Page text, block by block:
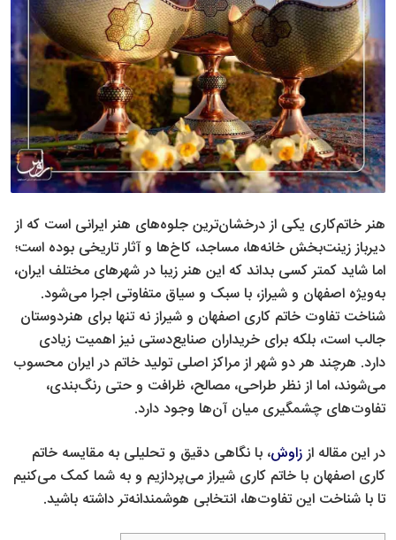
هنر خاتم‌کاری یکی از درخشان‌ترین جلوه‌های هنر ایرانی است که از
دیرباز زینت‌بخش خانه‌ها، مساجد، کاخ‌ها و آثار تاریخی بوده است؛
اما شاید کمتر کسی بداند که این هنر زیبا در شهرهای مختلف ایران،
به‌ویژه اصفهان و شیراز، با سبک و سیاق متفاوتی اجرا می‌شود.
شناخت تفاوت خاتم کاری اصفهان و شیراز نه تنها برای هنردوستان
جالب است، بلکه برای خریداران صنایع‌دستی نیز اهمیت زیادی
دارد. هرچند هر دو شهر از مراکز اصلی تولید خاتم در ایران محسوب
می‌شوند، اما از نظر طراحی، مصالح، ظرافت و حتی رنگ‌بندی،
تفاوت‌های چشمگیری میان آن‌ها وجود دارد.
در این مقاله اززاوش، با نگاهی دقیق و تحلیلی به مقایسه خاتم
کاری اصفهان با خاتم کاری شیراز می‌پردازیم و به شما کمک می‌کنیم
تا با شناخت این تفاوت‌ها، انتخابی هوشمندانه‌تر داشته باشید.